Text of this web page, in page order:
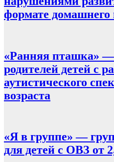
формате домашнего
«Ранняя пташка» —
родителей детей с
аутистического
возраста
«Я в группе» —
для детей с ОВЗ от